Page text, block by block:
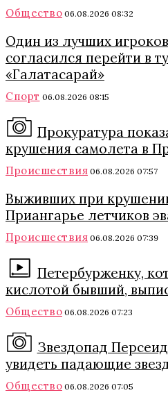
Общество 06.08.2026 08:32
Один из лучших
согласился перейти в
«Галатасарай»
Спорт 06.08.2026 08:15
Прокуратура
крушения самолета в
Происшествия 06.08.2026 07:57
Выживших при
Приангарье летчиков
Происшествия 06.08.2026 07:39
Петербурженку,
кислотой бывший,
Общество 06.08.2026 07:23
Звездопад
увидеть падающие
Общество 06.08.2026 07:05